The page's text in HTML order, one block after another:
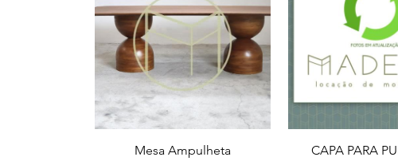
Mesa Ampulheta
CAPA PARA